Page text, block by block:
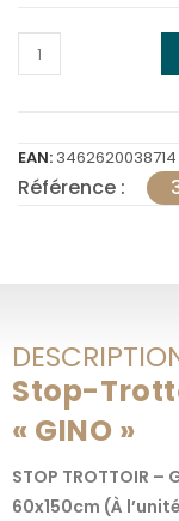
EAN: 3462620038714
Référence :
Stop-
« GINO »
STOP TROTTOIR –
60x150cm (À